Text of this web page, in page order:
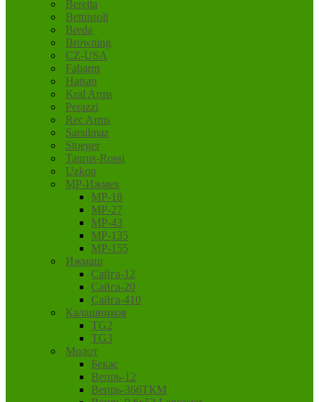
Beretta
Bettinsoli
Breda
Browning
CZ-USA
Fabarm
Hatsan
Kral Arms
Perazzi
Rec Arms
Sarsilmaz
Stoeger
Taurus-Rossi
Uzkon
MP-Ижмех
MP-18
MP-27
MP-43
MP-135
MP-155
Ижмаш
Сайга-12
Сайга-20
Сайга-410
Калашников
TG2
TG3
Молот
Бекас
Вепрь-12
Вепрь-366ТКМ